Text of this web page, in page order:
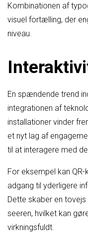
Kombinationen af
visuel fortælling, der
niveau.
En spændende trend
integrationen af
installationer vinder
et nyt lag af
til at interagere med
For eksempel kan
adgang til yderligere
Dette skaber en
seeren, hvilket kan
virkningsfuldt.